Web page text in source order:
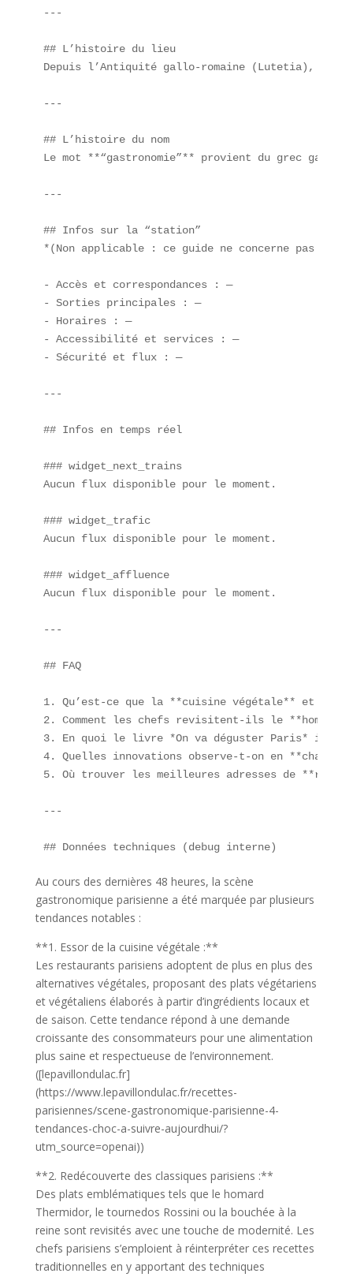
---
## L’histoire du lieu
Depuis l’Antiquité gallo-romaine (Lutetia),
---
## L’histoire du nom
Le mot **“gastronomie”** provient du grec
---
## Infos sur la “station”
*(Non applicable : ce guide ne concerne pas
- Accès et correspondances : —
- Sorties principales : —
- Horaires : —
- Accessibilité et services : —
- Sécurité et flux : —
---
## Infos en temps réel
### widget_next_trains
Aucun flux disponible pour le moment.
### widget_trafic
Aucun flux disponible pour le moment.
### widget_affluence
Aucun flux disponible pour le moment.
---
## FAQ
1. Qu’est-ce que la **cuisine végétale** et
2. Comment les chefs revisitent-ils le **homard
3. En quoi le livre *On va déguster Paris*
4. Quelles innovations observe-t-on en
5. Où trouver les meilleures adresses de
---
## Données techniques (debug interne)
Au cours des dernières 48 heures, la scène
gastronomique parisienne a été marquée par plusieurs
tendances notables :
**1. Essor de la cuisine végétale :**
Les restaurants parisiens adoptent de plus en plus des
alternatives végétales, proposant des plats végétariens
et végétaliens élaborés à partir d’ingrédients locaux et
de saison. Cette tendance répond à une demande
croissante des consommateurs pour une alimentation
plus saine et respectueuse de l’environnement.
([lepavillondulac.fr]
(https://www.lepavillondulac.fr/recettes-
parisiennes/scene-gastronomique-parisienne-4-
tendances-choc-a-suivre-aujourdhui/?
utm_source=openai))
**2. Redécouverte des classiques parisiens :**
Des plats emblématiques tels que le homard
Thermidor, le tournedos Rossini ou la bouchée à la
reine sont revisités avec une touche de modernité. Les
chefs parisiens s’emploient à réinterpréter ces recettes
traditionnelles en y apportant des techniques